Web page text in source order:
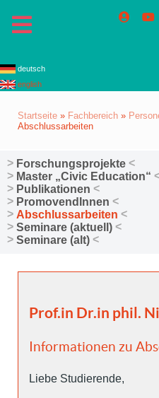
deutsch
english
Startseite » Fachbereich »
Abschlussarbeiten
Forschungsprojekte
Master „Civic Education“
Publikationen
PromovendInnen
Abschlussarbeiten
Seminare (aktuell)
Seminare (alt)
Prof.in Dr.in phil.
Informationen zu
Liebe Studierende,